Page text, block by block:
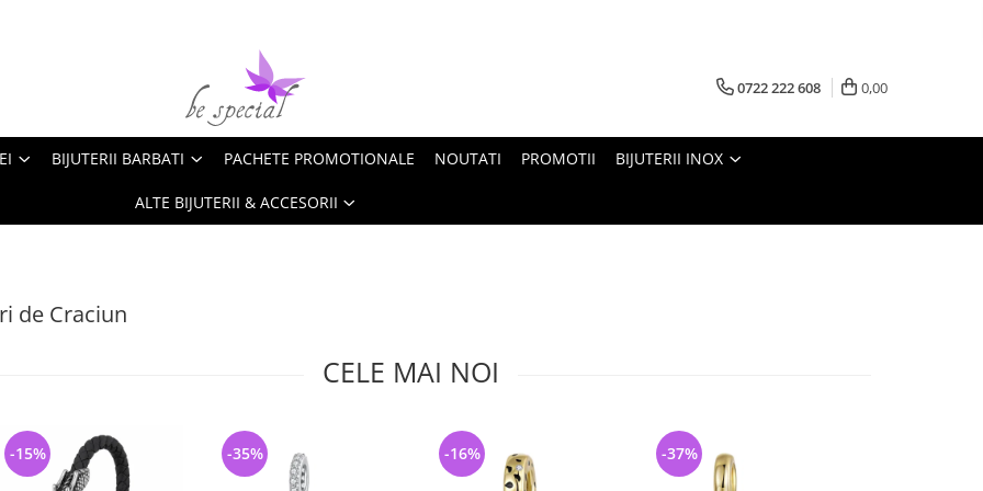
0722 222 608 0,00
BIJUTERII BARBATI PACHETE PROMOTIONALE NOUTATI PROMOTII BIJUTERII INOX
ALTE BIJUTERII & ACCESORII
de Craciun
CELE MAI NOI
-15% -35% -16% -37%